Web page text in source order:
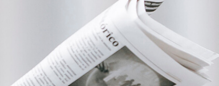
PERSONAL LABORAL
COMLL
SALUD Y APOYO AL
AGENCIA DE
VIDA
PROFESIONAL
OFERTAS Y
TRANSPARENCIA
TRÁMITES CONSULTA
MÉDICA